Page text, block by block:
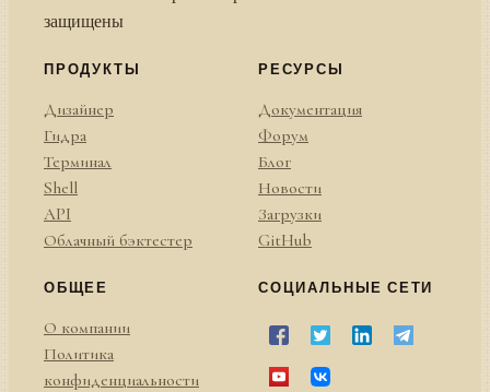
защищены
ПРОДУКТЫ
Дизайнер
Гидра
Терминал
Shell
API
Облачный бэктестер
РЕСУРСЫ
Документация
Форум
Блог
Новости
Загрузки
GitHub
ОБЩЕЕ
О компании
Политика
конфиденциальности
СОЦИАЛЬНЫЕ СЕТИ